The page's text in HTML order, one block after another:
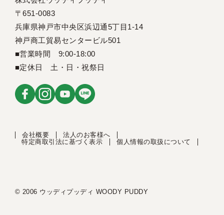
〒651-0083
兵庫県神戸市中央区浜辺通5丁目1-14
神戸商工貿易センタービル501
■営業時間 9:00-18:00
■定休日 土・日・祝祭日
会社概要
法人のお客様へ
特定商取引法に基づく表示
個人情報の取扱について
© 2006 ウッディプッディ WOODY PUDDY